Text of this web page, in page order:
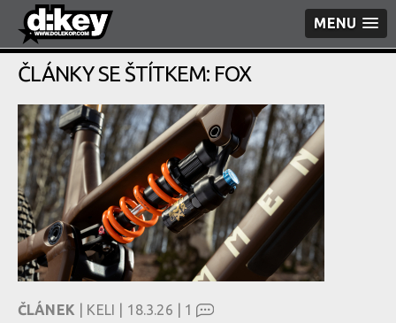
MENU
ČLÁNKY SE ŠTÍTKEM: FOX
ČLÁNEK | KELI | 18.3.26 | 1